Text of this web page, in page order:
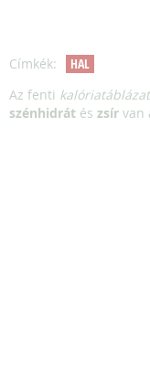
Címkék:
HAL
Az fenti kalóriatáblázat
szénhidrát és zsír van